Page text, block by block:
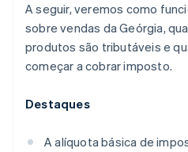
A seguir, veremos como
sobre vendas da Geórgia,
produtos são tributáveis e
começar a cobrar imposto.
Destaques
A alíquota básica de